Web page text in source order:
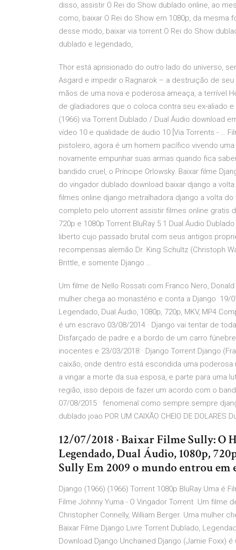
disso, assistir O Rei do Show dublado online, ao
como, baixar O Rei do Show em 1080p, da mesma
desse modo, baixar via torrent O Rei do Show
dublado e legendado,
Thor está aprisionado do outro lado do universo,
Asgard e impedir o Ragnarok – a destruição de
mãos de uma nova e poderosa ameaça, a terrível
de gladiadores que o coloca contra seu ex-aliado e
(1966) via Torrent Dublado / Dual Áudio download
vídeo 10 e qualidade de áudio 10 [Via Torrents - …
pistoleiro, agora é um homem pacífico vivendo
novamente empunhar suas armas quando fica
bandido cruel, o Príncipe Orlowsky. Baixar filme
do vingador dublado download baixar django a
filmes online django metralhadora django a volta
completo pelo utorrent assistir filmes online gratis
720p e 1080p Torrent BluRay 5.1 Dual Áudio
liberto cujo passado brutal com seus antigos
recompensas alemão Dr. King Schultz (Christoph
Brittle, e somente Django …
Um filme de Nello Rossati com Franco Nero,
mulher chega ao monastério e conta a Django 19/
Legendado, Dual Áudio, 1080p, 720p, MKV, MP4
é um escravo 03/08/2014 · Django vai tentar de
Disfarçado de padre e a bordo de um carro
inocentes e 23/03/2018 · Django Torrent Django
caixão, onde dentro está escondida uma
a vingar a morte da sua esposa, e parte para uma
região, isso depois de fazer um acordo com o
07/08/2015 · fenomenal como sempre sempre
dublado joao POR UM CAIXÃO CHEIO DE
12/07/2018 · Baixar Filme Sully:
Legendado, Dual Áudio, 1080p,
Sully Em 2009 o mundo entrou em
Django (1966) (1966) Torrent 1080p BluRay Uma é
Filme Johnny Yuma - O Vingador Torrent Um filme
Christopher Connelly, William Berger. Uma mulher
Baixar Filme Django Livre Torrent Dublado,
Download Django Unchained Django (Jamie Foxx)